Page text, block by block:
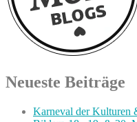
Neueste Beiträge
Karneval der Kulturen